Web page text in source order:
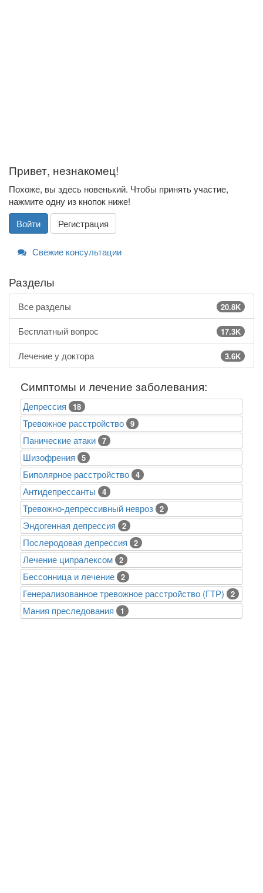
Привет, незнакомец!
Похоже, вы здесь новенький. Чтобы принять участие,
нажмите одну из кнопок ниже!
Войти
Регистрация
Свежие консультации
Разделы
Все разделы 20.8K
Бесплатный вопрос 17.3K
Лечение у доктора 3.6K
Симптомы и лечение заболевания:
Депрессия 18
Тревожное расстройство 9
Панические атаки 7
Шизофрения 5
Биполярное расстройство 4
Антидепрессанты 4
Тревожно-депрессивный невроз 2
Эндогенная депрессия 2
Послеродовая депрессия 2
Лечение ципралексом 2
Бессонница и лечение 2
Генерализованное тревожное расстройство (ГТР) 2
Mания преследования 1